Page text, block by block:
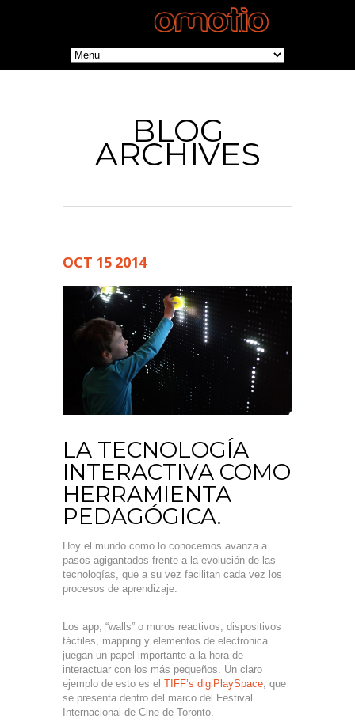
BLOG
ARCHIVES
OCT 15 2014
LA TECNOLOGÍA
INTERACTIVA COMO
HERRAMIENTA
PEDAGÓGICA.
Hoy el mundo como lo conocemos avanza a
pasos agigantados frente a la evolución de las
tecnologías, que a su vez facilitan cada vez los
procesos de aprendizaje.
Los app, “walls” o muros reactivos, dispositivos
táctiles, mapping y elementos de electrónica
juegan un papel importante a la hora de
interactuar con los más pequeños. Un claro
ejemplo de esto es el TIFF’s digiPlaySpace, que
se presenta dentro del marco del Festival
Internacional de Cine de Toronto.